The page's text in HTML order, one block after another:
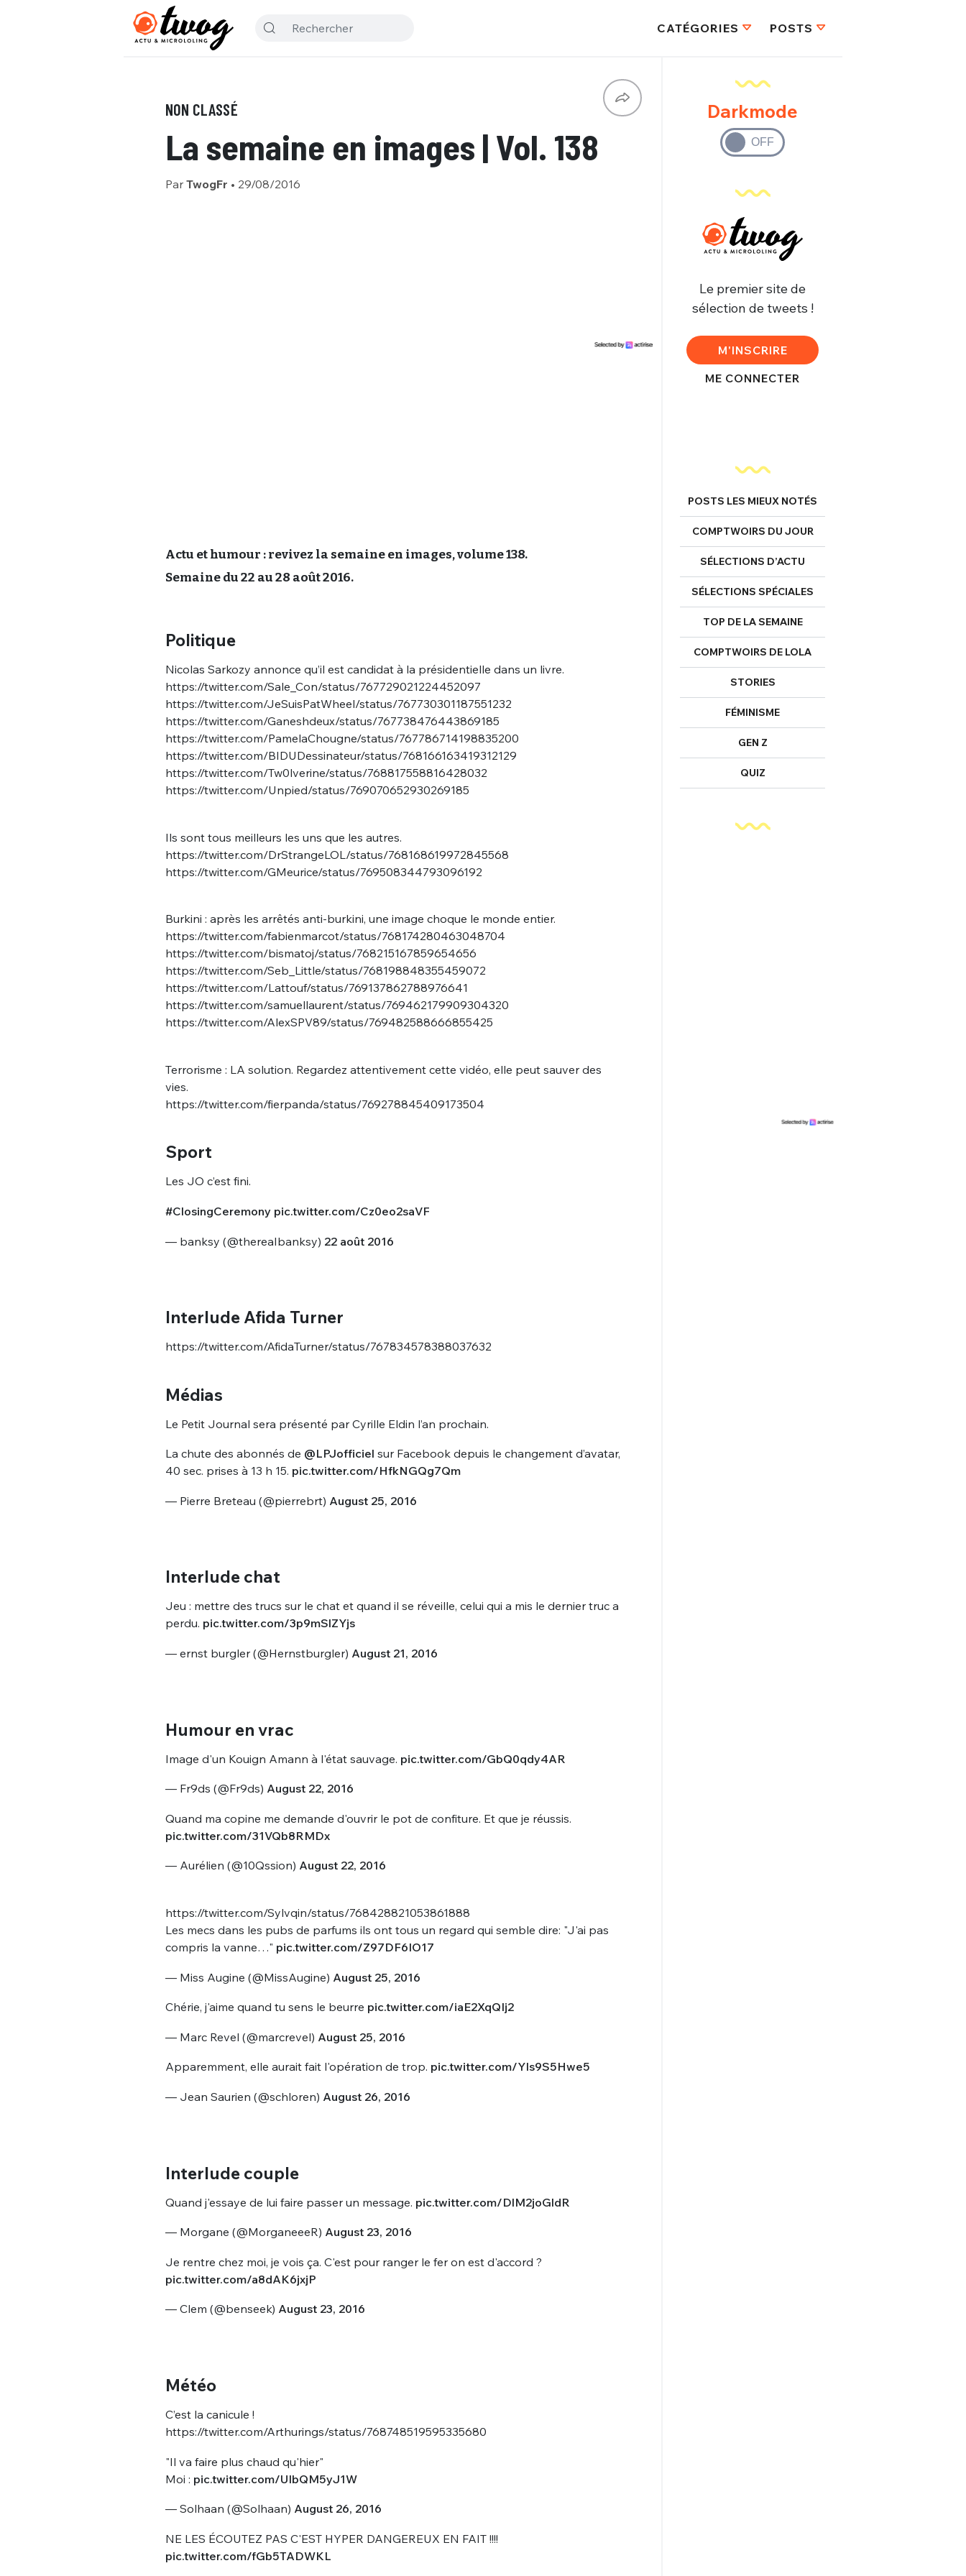
CATÉGORIES POSTS
NON CLASSÉ
La semaine en images | Vol. 138
Par TwogFr • 29/08/2016
Actu et humour : revivez la semaine en images, volume 138.
Semaine du 22 au 28 août 2016.
Politique
Nicolas Sarkozy annonce qu’il est candidat à la présidentielle dans un livre.
https://twitter.com/Sale_Con/status/767729021224452097
https://twitter.com/JeSuisPatWheel/status/767730301187551232
https://twitter.com/Ganeshdeux/status/767738476443869185
https://twitter.com/PamelaChougne/status/767786714198835200
https://twitter.com/BIDUDessinateur/status/768166163419312129
https://twitter.com/Tw0lverine/status/768817558816428032
https://twitter.com/Unpied/status/769070652930269185
Ils sont tous meilleurs les uns que les autres.
https://twitter.com/DrStrangeLOL/status/768168619972845568
https://twitter.com/GMeurice/status/769508344793096192
Burkini : après les arrêtés anti-burkini, une image choque le monde entier.
https://twitter.com/fabienmarcot/status/768174280463048704
https://twitter.com/bismatoj/status/768215167859654656
https://twitter.com/Seb_Little/status/768198848355459072
https://twitter.com/Lattouf/status/769137862788976641
https://twitter.com/samuellaurent/status/769462179909304320
https://twitter.com/AlexSPV89/status/769482588666855425
Terrorisme : LA solution. Regardez attentivement cette vidéo, elle peut sauver des
vies.
https://twitter.com/fierpanda/status/769278845409173504
Sport
Les JO c’est fini.
#ClosingCeremony pic.twitter.com/Cz0eo2saVF
— banksy (@thereaIbanksy) 22 août 2016
Interlude Afida Turner
https://twitter.com/AfidaTurner/status/767834578388037632
Médias
Le Petit Journal sera présenté par Cyrille Eldin l’an prochain.
La chute des abonnés de @LPJofficiel sur Facebook depuis le changement d’avatar,
40 sec. prises à 13 h 15. pic.twitter.com/HfkNGQg7Qm
— Pierre Breteau (@pierrebrt) August 25, 2016
Interlude chat
Jeu : mettre des trucs sur le chat et quand il se réveille, celui qui a mis le dernier truc a
perdu. pic.twitter.com/3p9mSlZYjs
— ernst burgler (@Hernstburgler) August 21, 2016
Humour en vrac
Image d'un Kouign Amann à l'état sauvage. pic.twitter.com/GbQ0qdy4AR
— Fr9ds (@Fr9ds) August 22, 2016
Quand ma copine me demande d'ouvrir le pot de confiture. Et que je réussis.
pic.twitter.com/31VQb8RMDx
— Aurélien (@10Qssion) August 22, 2016
https://twitter.com/Sylvqin/status/768428821053861888
Les mecs dans les pubs de parfums ils ont tous un regard qui semble dire: "J'ai pas
compris la vanne…" pic.twitter.com/Z97DF6IO17
— Miss Augine (@MissAugine) August 25, 2016
Chérie, j'aime quand tu sens le beurre pic.twitter.com/iaE2XqQIj2
— Marc Revel (@marcrevel) August 25, 2016
Apparemment, elle aurait fait l'opération de trop. pic.twitter.com/YIs9S5Hwe5
— Jean Saurien (@schloren) August 26, 2016
Interlude couple
Quand j'essaye de lui faire passer un message. pic.twitter.com/DlM2joGldR
— Morgane (@MorganeeeR) August 23, 2016
Je rentre chez moi, je vois ça. C'est pour ranger le fer on est d'accord ?
pic.twitter.com/a8dAK6jxjP
— Clem (@benseek) August 23, 2016
Météo
C’est la canicule !
https://twitter.com/Arthurings/status/768748519595335680
"Il va faire plus chaud qu'hier"
Moi : pic.twitter.com/UIbQM5yJ1W
— Solhaan (@Solhaan) August 26, 2016
NE LES ÉCOUTEZ PAS C'EST HYPER DANGEREUX EN FAIT !!!!
pic.twitter.com/fGb5TADWKL
Darkmode
Le premier site de
sélection de tweets !
M'INSCRIRE
ME CONNECTER
POSTS LES MIEUX NOTÉS
COMPTWOIRS DU JOUR
SÉLECTIONS D’ACTU
SÉLECTIONS SPÉCIALES
TOP DE LA SEMAINE
COMPTWOIRS DE LOLA
STORIES
FÉMINISME
GEN Z
QUIZ
Bienvenue !
EMAIL*
PASSWORD*
Connexion
Quelques
tweets
Ma propre